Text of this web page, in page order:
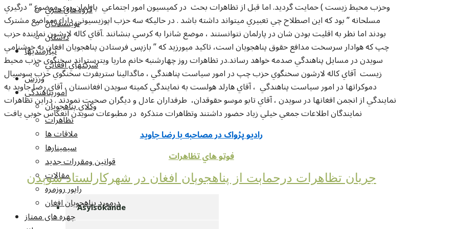
گروه هاي هنري
نويسندگان
داستان
نيازمنديها
شرکتهاي افغاني
ورزش
امورپناهندگي
وکلاي پناهجويان
تظاهرات
ملاقات ها
سيمينارها
قوانين ومقررات جديد
مقالات
راپور روزمره
درمورد پناهجويان افغان
چهره های ممتاز
وحزب محيط زيست ) حمايت گرديد. اما قبل از تظاهرات بحث در کميسيون امور اجتماعي پارلمان روي موضوع ” درگيري
مسلحانه ” بود که اين اصطلاح چي تعبيري ميتواند داشته باشد . در حاليکه سه حزب اپوزيسيوني داراي مواضع مشترک
بودند اما نظر به اقليت بودن شان در پارلمان نتوانستند ، موضع شانرا به کرسي بنشانند .آقاي کاله لارشون نماينده حزب
چپ که هوادار سرسخت مدافع حقوق پناهجويان است، تاکيد ميورزيد که ” بازپس فرستادن پناهجويان افغان به خوشنامي
سويدن در مسايل پناهندگي صدمه خواهد رساند.در تظاهرات روز چهارشنبه خانم ماريا ويترستراند سخنگوي حزب محيط
زيست آقاي کاله لارشون سخنگوي حزب چپ در امور سياست پناهندگي ، ماگدالينا ستريفرت سخنگوي حزب سوسيال
دموکراتها در امور سياست پناهندگي ، آقاي هارلد هولست به نمايندگي کميته سويدن افغانستان ، آقاي رضا جاويد به
نمايندگي از انجمن افغانها در سويدن ، آقاي تابو موسو حقوقدان، طرفداران عادل و ديگران صحبت نمودند . دراين تظاهرات
نمايندگان اطلاعات جمعي خيلي زياد حضور داشتند وتظاهرات متذکره در مطبوعات سويدن انعکاس خوبي يافت
راديو پژواک در مصاحبه با رضا جاويد
فوتو هاي تظاهرات
جریان تظاهرات درحماېت از پناهجوېان افغان در شهرکارلستاد سوېدن
Asylsökande